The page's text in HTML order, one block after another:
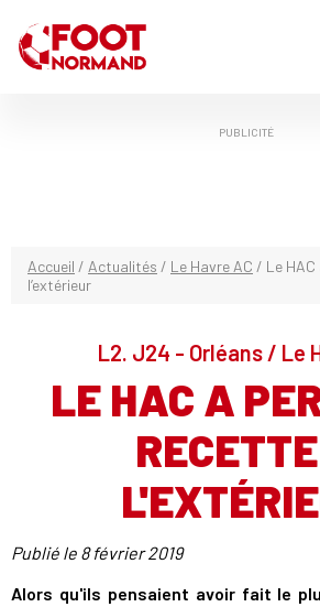
PUBLICITÉ
Accueil / Actualités / Le Havre AC / Le
l’extérieur
L2. J24 - Orléans / Le
LE HAC A
Publié le 8 février 2019
Alors qu'ils pensaient avoir fait le